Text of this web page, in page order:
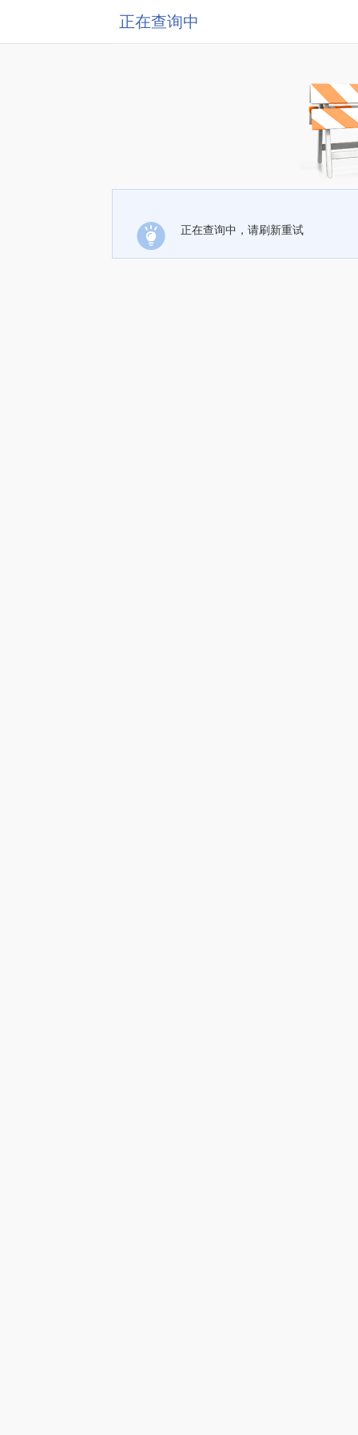
正在查询中
正在查询中，请刷新重试